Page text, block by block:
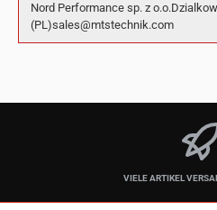
Nord Performance sp. z
(PL)sales@mtstechnik.com
VIELE ARTIKEL